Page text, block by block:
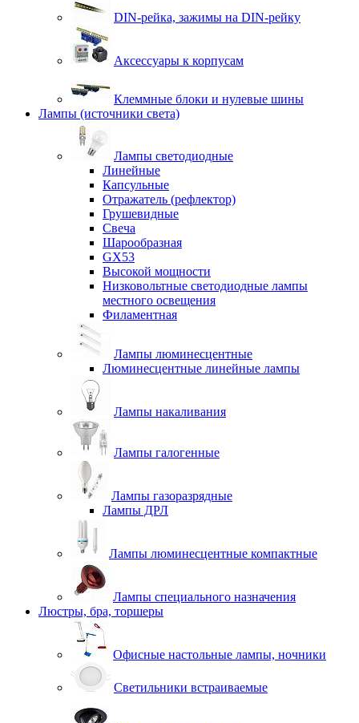
DIN-рейка, зажимы на DIN-рейку
Аксессуары к корпусам
Клеммные блоки и нулевые шины
Лампы (источники света)
Лампы светодиодные
Линейные
Капсульные
Отражатель (рефлектор)
Грушевидные
Свеча
Шарообразная
GX53
Высокой мощности
Низковольтные светодиодные лампы
местного освещения
Филаментная
Лампы люминесцентные
Люминесцентные линейные лампы
Лампы накаливания
Лампы галогенные
Лампы газоразрядные
Лампы ДРЛ
Лампы люминесцентные компактные
Лампы специального назначения
Люстры, бра, торшеры
Офисные настольные лампы, ночники
Светильники встраиваемые